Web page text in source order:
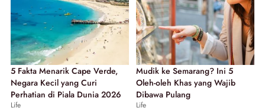
5 Fakta Menarik Cape Verde,
Negara Kecil yang Curi
Perhatian di Piala Dunia 2026
Life
Mudik ke Semarang? Ini 5
Oleh-oleh Khas yang Wajib
Dibawa Pulang
Life